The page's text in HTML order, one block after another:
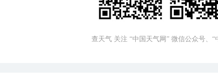
查天气 关注 “中国天气网” 微信公众号、